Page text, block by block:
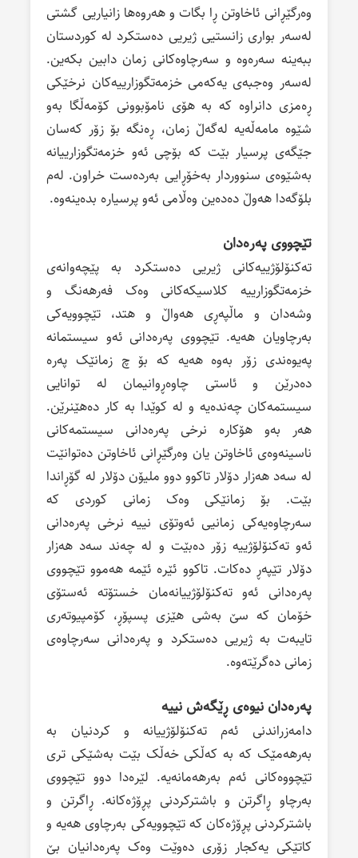
وەرگێڕانی ئاخاوتن ڕا بگات و هەروەها زانیاریی گشتی
لەسەر بواری زانستیی ژیریی دەستکرد لە کوردستان
ببەینە سەرەوە و سەرچاوەکانی زمان دابین بکەین.
لەسەر وەجبەی یەکەمی خزمەتگوزارییەکان نرخێکی
ڕەمزی دانراوە کە بە هۆی نامۆبوونی کۆمەڵگا بەو
شێوە مامەڵەیە لەگەڵ زمان، ڕەنگە بۆ زۆر کەسان
جێگەی پرسیار بێت کە بۆچی ئەو خزمەتگوزارییانە
بەشێوەی سنووردار بەخۆڕایی بەردەست خراون. لەم
بلۆگەدا هەوڵ دەدەین وەڵامی ئەو پرسیارە بدەینەوە.
تێچووی پەرەدان
تەکنۆلۆژییەکانی ژیریی دەستکرد بە پێچەوانەی
خزمەتگوزارییە کلاسیکەکانی وەک فەرهەنگ و
وشەدان و ماڵپەڕی هەواڵ و هتد، تێچوویەکی
بەرچاویان هەیە. تێچووی پەرەدانی ئەو سیستمانە
پەیوەندی زۆر بەوە هەیە کە بۆ چ زمانێک پەرە
دەدرێن و ئاستی چاوەڕوانیمان لە توانایی
سیستمەکان چەندەیە و لە کوێدا بە کار دەهێنرێن.
هەر بەو هۆکارە نرخی پەرەدانی سیستمەکانی
ناسینەوەی ئاخاوتن یان وەرگێڕانی ئاخاوتن دەتوانێت
لە سەد هەزار دۆلار تاکوو دوو ملیۆن دۆلار لە گۆڕاندا
بێت. بۆ زمانێکی وەک زمانی کوردی کە
سەرچاوەیەکی زمانیی ئەوتۆی نییە نرخی پەرەدانی
ئەو تەکنۆلۆژییە زۆر دەبێت و لە چەند سەد هەزار
دۆلار تێپەڕ دەکات. تاکوو ئێرە ئێمە هەموو تێچووی
پەرەدانی ئەو تەکنۆلۆژییانەمان خستۆتە ئەستۆی
خۆمان کە سێ بەشی هێزی پسپۆڕ، کۆمپیوتەری
تایبەت بە ژیریی دەستکرد و پەرەدانی سەرچاوەی
زمانی دەگرێتەوە.
پەرەدان نیوەی ڕێگەش نییە
دامەزراندنی ئەم تەکنۆلۆژییانە و کردنیان بە
بەرهەمێک کە بە کەڵکی خەڵک بێت بەشێکی تری
تێچووەکانی ئەم بەرهەمانەیە. لێرەدا دوو تێچووی
بەرچاو ڕاگرتن و باشترکردنی پڕۆژەکانە. ڕاگرتن و
باشترکردنی پڕۆژەکان کە تێچوویەکی بەرچاوی هەیە و
کاتێکی یەکجار زۆری دەوێت وەک پەرەدانیان بێ